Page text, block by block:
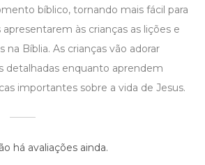
bíblico, tornando mais fácil para
​​apresentarem às crianças as lições e
na Bíblia. As crianças vão adorar
detalhadas enquanto aprendem
importantes sobre a vida de Jesus.
há avaliações ainda.